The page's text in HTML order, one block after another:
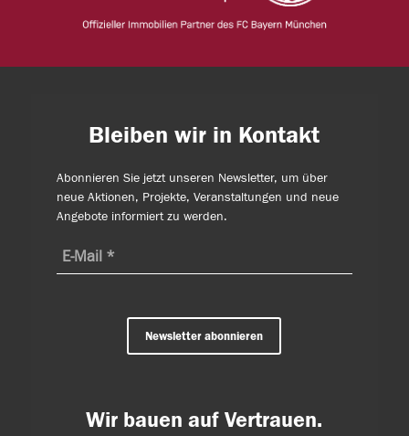
Bleiben wir in Kontakt
Abonnieren Sie jetzt unseren Newsletter, um über
neue Aktionen, Projekte, Veranstaltungen und neue
Angebote informiert zu werden.
Newsletter abonnieren
Wir bauen auf Vertrauen.